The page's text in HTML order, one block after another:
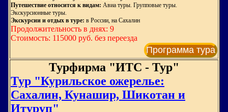
Путешествие относится к видам: Авиа туры. Групповые туры.
Экскурсионные туры.
Экскурсии и отдых в туре: в России, на Сахалин
Продолжительность в днях: 9
Стоимость: 115000 руб. без переезда
Программа тура
Турфирма "ИТС - Тур"
Тур "Курильское ожерелье:
Сахалин, Кунашир, Шикотан и
Итуруп"